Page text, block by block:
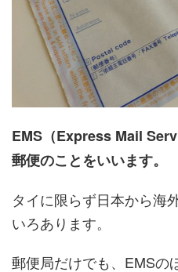
EMS（Express Mail
郵便のことをいいます。
タイに限らず日本から海
いろあります。
郵便局だけでも、EMSの